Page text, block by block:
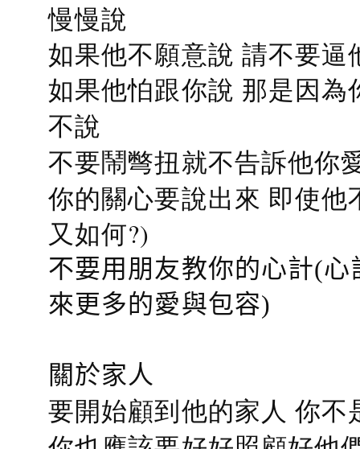
慢慢說
如果他不願意說 請不要逼
如果他怕跟你說 那是因
不說
不要鬧彆扭就不告訴他你
你的關心要說出來 即使
又如何?)
不要用朋友教你的心計(
來更多的愛與包容)
關於家人
要開始顧到他的家人 你